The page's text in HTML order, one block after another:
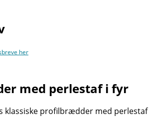
her
med perlestaf i fyr
klassiske profilbrædder med perlestaf